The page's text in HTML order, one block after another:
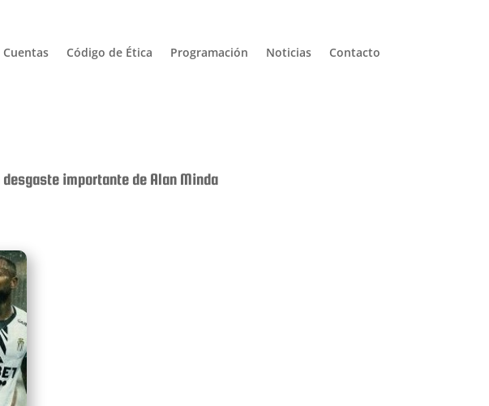
Código de Ética Programación Noticias Contacto
desgaste importante de Alan Minda